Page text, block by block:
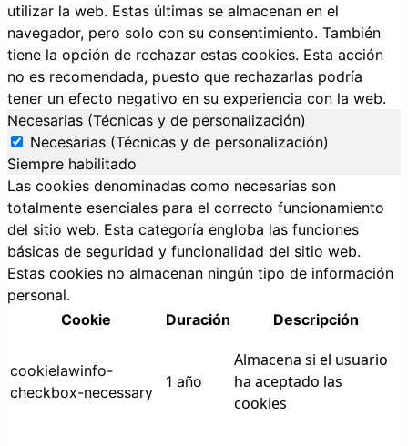
utilizar la web. Estas últimas se almacenan en el
navegador, pero solo con su consentimiento. También
tiene la opción de rechazar estas cookies. Esta acción
no es recomendada, puesto que rechazarlas podría
tener un efecto negativo en su experiencia con la web.
Necesarias (Técnicas y de personalización)
Necesarias (Técnicas y de personalización)
Siempre habilitado
Las cookies denominadas como necesarias son
totalmente esenciales para el correcto funcionamiento
del sitio web. Esta categoría engloba las funciones
básicas de seguridad y funcionalidad del sitio web.
Estas cookies no almacenan ningún tipo de información
personal.
Cookie
Duración Descripción
cookielawinfo-
checkbox-necessary
1 año
Almacena si el usuario
ha aceptado las
cookies